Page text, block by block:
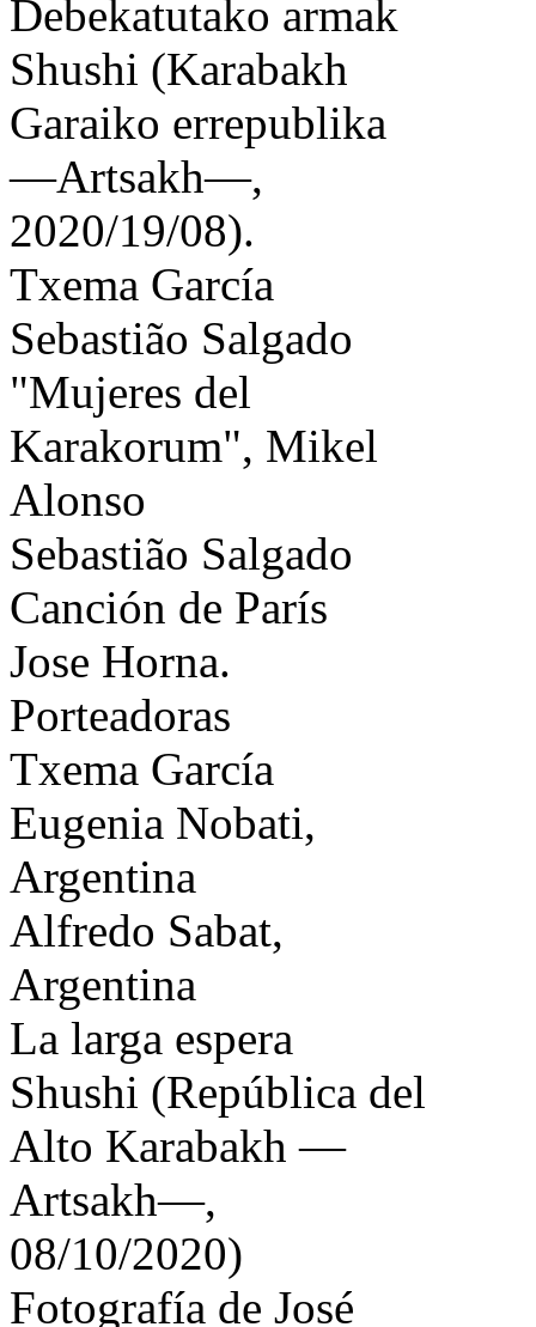
Debekatutako armak
Shushi (Karabakh
Garaiko errepublika
—Artsakh—,
2020/19/08).
Txema García
Sebastião Salgado
"Mujeres del
Karakorum", Mikel
Alonso
Sebastião Salgado
Canción de París
Jose Horna.
Porteadoras
Txema García
Eugenia Nobati,
Argentina
Alfredo Sabat,
Argentina
La larga espera
Shushi (República del
Alto Karabakh —
Artsakh—,
08/10/2020)
Fotografía de José